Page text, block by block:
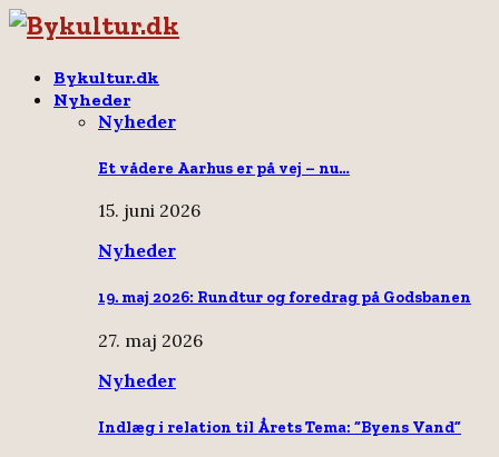
Bykultur.dk
Nyheder
Nyheder
Et vådere Aarhus er på vej – nu…
15. juni 2026
Nyheder
19. maj 2026: Rundtur og foredrag på Godsbanen
27. maj 2026
Nyheder
Indlæg i relation til Årets Tema: “Byens Vand”